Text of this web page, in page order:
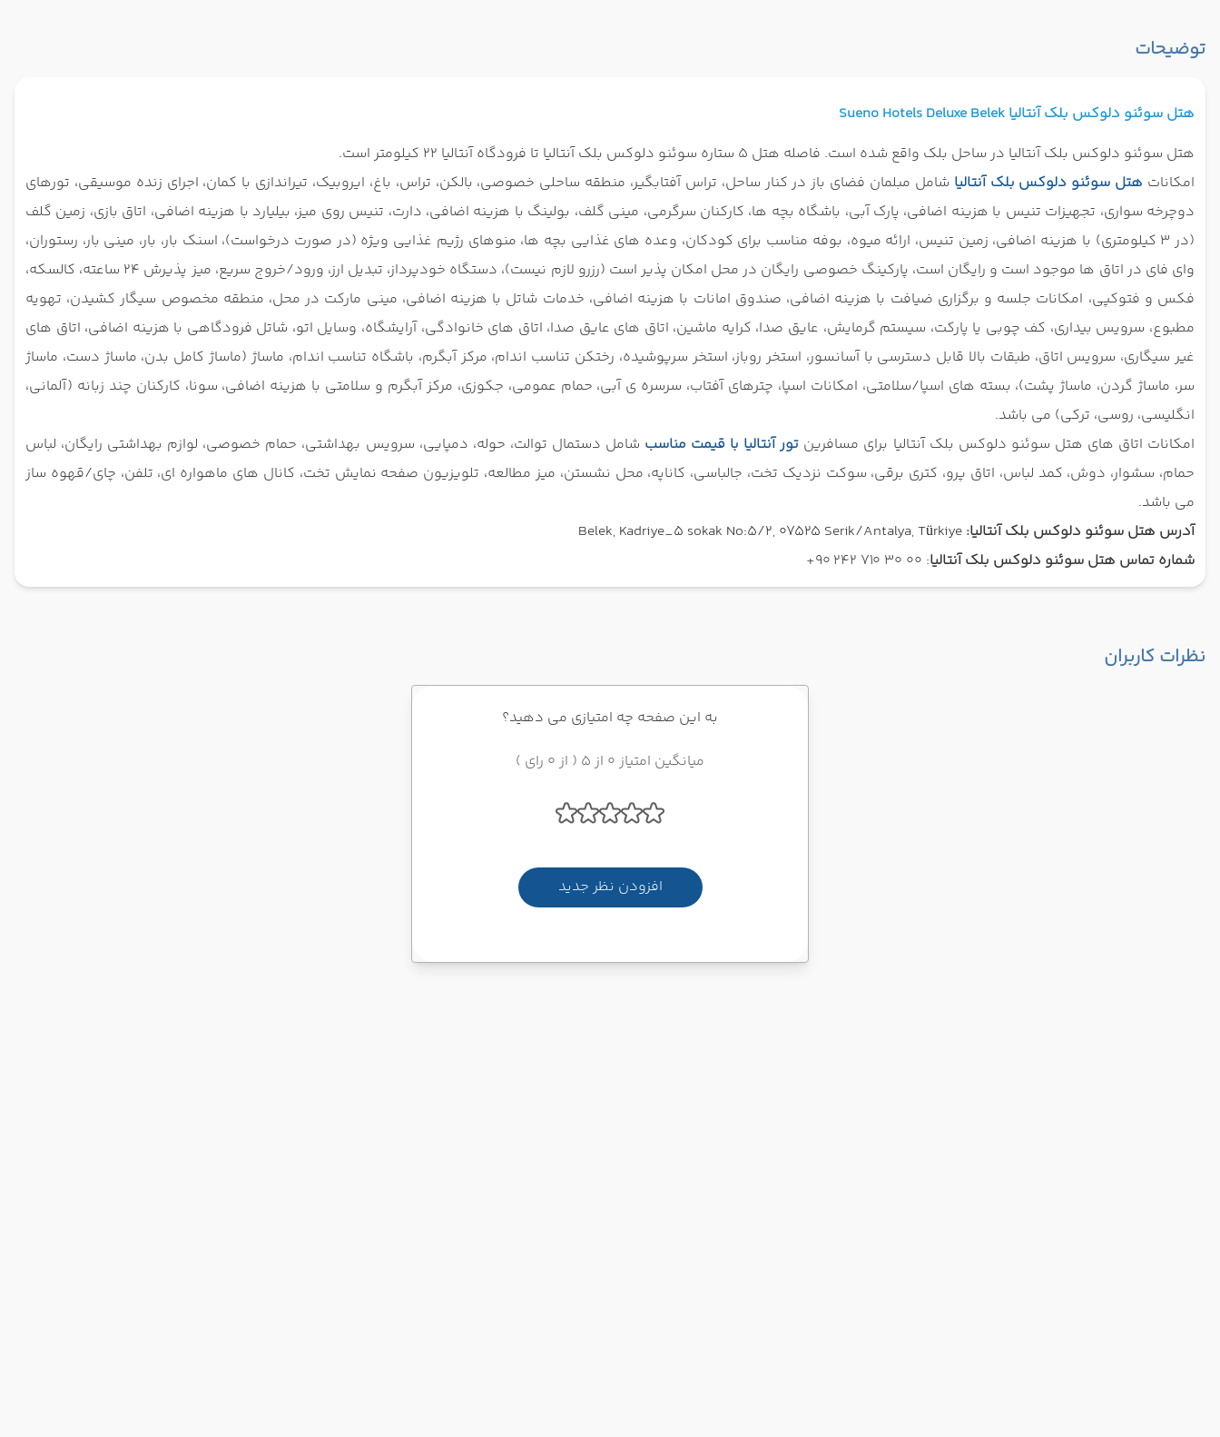
توضیحات
هتل سوئنو دلوکس بلک آنتالیا Sueno Hotels Deluxe Belek
هتل سوئنو دلوکس بلک آنتالیا در ساحل بلک واقع شده است. فاصله هتل 5 ستاره سوئنو دلوکس بلک آنتالیا تا فرودگاه آنتالیا 22 کیلومتر است.
امکانات هتل سوئنو دلوکس بلک آنتالیا شامل مبلمان فضای باز در کنار ساحل، تراس آفتابگیر، منطقه ساحلی خصوصی، بالکن، تراس، باغ، ایروبیک، تیراندازی با کمان، اجرای زنده موسیقی، تورهای
دوچرخه سواری، تجهیزات تنیس با هزینه اضافی، پارک آبی، باشگاه بچه ها، کارکنان سرگرمی، مینی گلف، بولینگ با هزینه اضافی، دارت، تنیس روی میز، بیلیارد با هزینه اضافی، اتاق بازی، زمین گلف
(در 3 کیلومتری) با هزینه اضافی، زمین تنیس، ارائه میوه، بوفه مناسب برای کودکان، وعده های غذایی بچه ها، منوهای رژیم غذایی ویژه (در صورت درخواست)، اسنک بار، بار، مینی بار، رستوران،
وای فای در اتاق ها موجود است و رایگان است، پارکینگ خصوصی رایگان در محل امکان پذیر است (رزرو لازم نیست)، دستگاه خودپرداز، تبدیل ارز، ورود/خروج سریع، میز پذیرش 24 ساعته، کالسکه،
فکس و فتوکپی، امکانات جلسه و برگزاری ضیافت با هزینه اضافی، صندوق امانات با هزینه اضافی، خدمات شاتل با هزینه اضافی، مینی مارکت در محل، منطقه مخصوص سیگار کشیدن، تهویه
مطبوع، سرویس بیداری، کف چوبی یا پارکت، سیستم گرمایش، عایق صدا، کرایه ماشین، اتاق های عایق صدا، اتاق های خانوادگی، آرایشگاه، وسایل اتو، شاتل فرودگاهی با هزینه اضافی، اتاق های
غیر سیگاری، سرویس اتاق، طبقات بالا قابل دسترسی با آسانسور، استخر روباز، استخر سرپوشیده، رختکن تناسب اندام، مرکز آبگرم، باشگاه تناسب اندام، ماساژ (ماساژ کامل بدن، ماساژ دست، ماساژ
سر، ماساژ گردن، ماساژ پشت)، بسته های اسپا/سلامتی، امکانات اسپا، چترهای آفتاب، سرسره ی آبی، حمام عمومی، جکوزی، مرکز آبگرم و سلامتی با هزینه اضافی، سونا، کارکنان چند زبانه (آلمانی،
انگلیسی، روسی، ترکی) می باشد.
امکانات اتاق های هتل سوئنو دلوکس بلک آنتالیا برای مسافرین تور آنتالیا با قیمت مناسب شامل دستمال توالت، حوله، دمپایی، سرویس بهداشتی، حمام خصوصی، لوازم بهداشتی رایگان، لباس
حمام، سشوار، دوش، کمد لباس، اتاق پرو، کتری برقی، سوکت نزدیک تخت، جالباسی، کاناپه، محل نشستن، میز مطالعه، تلویزیون صفحه نمایش تخت، کانال های ماهواره ای، تلفن، چای/قهوه ساز
می باشد.
آدرس هتل سوئنو دلوکس بلک آنتالیا: Belek, Kadriye_5 sokak No:5/2, 07525 Serik/Antalya, Türkiye
شماره تماس هتل سوئنو دلوکس بلک آنتالیا: 00 30 710 242 90+
نظرات کاربران
به این صفحه چه امتیازی می دهید؟
میانگین امتیاز 0 از 5 ( از 0 رای )
افزودن نظر جدید